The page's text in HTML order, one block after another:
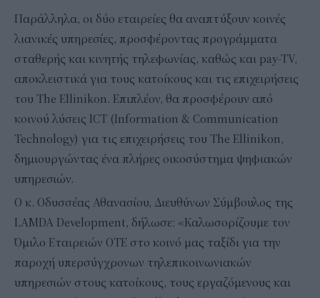
Παράλληλα, οι δύο εταιρείες θα αναπτύξουν κοινές
λιανικές υπηρεσίες, προσφέροντας προγράμματα
σταθερής και κινητής τηλεφωνίας, καθώς και pay-TV,
αποκλειστικά για τους κατοίκους και τις επιχειρήσεις
του The Ellinikon. Επιπλέον, θα προσφέρουν από
κοινού λύσεις ICT (Information & Communication
Technology) για τις επιχειρήσεις του The Ellinikon,
δημιουργώντας ένα πλήρες οικοσύστημα ψηφιακών
υπηρεσιών.
O κ. Οδυσσέας Αθανασίου, Διευθύνων Σύμβουλος της
LAMDA Development, δήλωσε: «Καλωσορίζουμε τον
Όμιλο Εταιρειών ΟΤΕ στο κοινό μας ταξίδι για την
παροχή υπερσύγχρονων τηλεπικοινωνιακών
υπηρεσιών στους κατοίκους, τους εργαζόμενους και